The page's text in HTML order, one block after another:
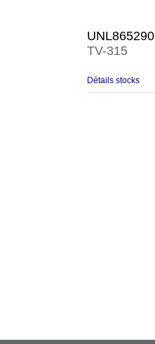
UNL865290
TV-315
Détails stocks